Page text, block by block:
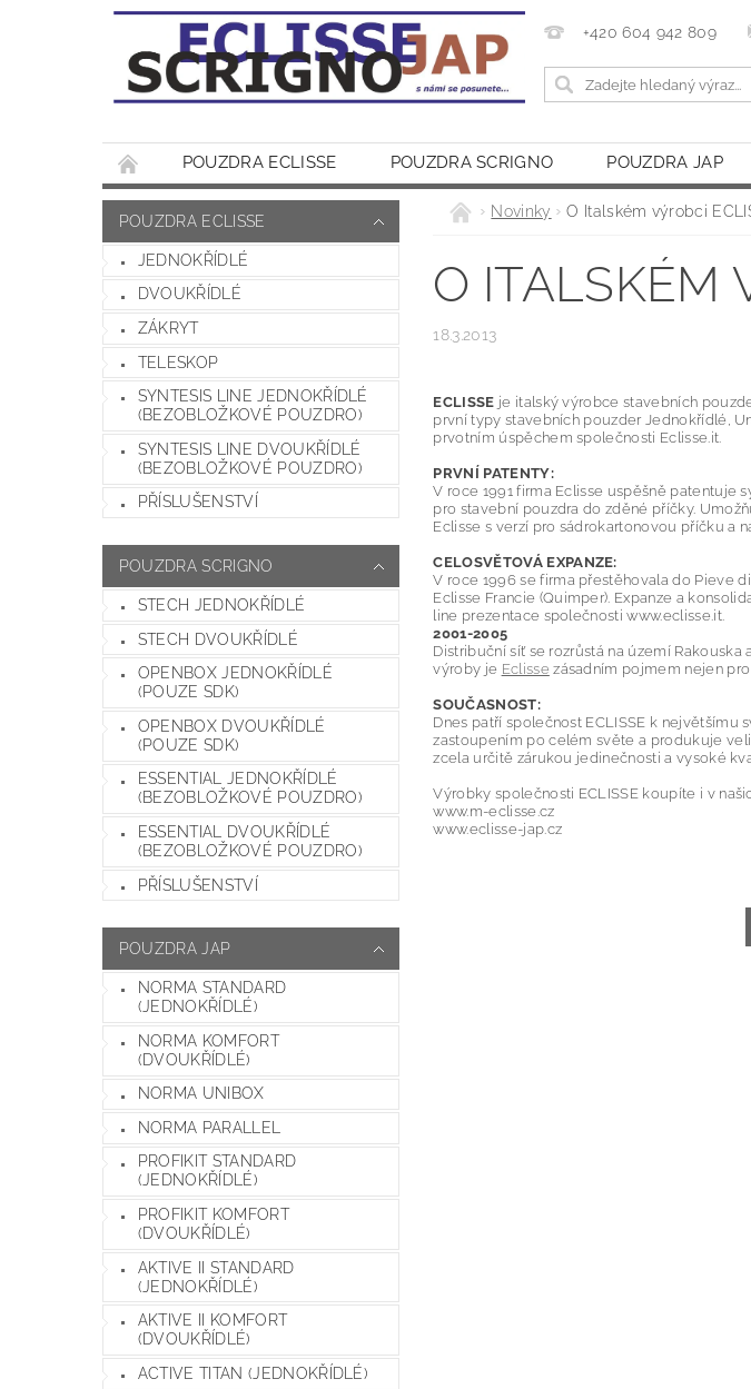
+420 604 942 809
POUZDRA ECLISSE POUZDRA SCRIGNO POUZDRA JAP
KONTAKT
POUZDRA ECLISSE
JEDNOKŘÍDLÉ
DVOUKŘÍDLÉ
ZÁKRYT
TELESKOP
SYNTESIS LINE JEDNOKŘÍDLÉ
(BEZOBLOŽKOVÉ POUZDRO)
SYNTESIS LINE DVOUKŘÍDLÉ
(BEZOBLOŽKOVÉ POUZDRO)
PŘÍSLUŠENSTVÍ
POUZDRA SCRIGNO
STECH JEDNOKŘÍDLÉ
STECH DVOUKŘÍDLÉ
OPENBOX JEDNOKŘÍDLÉ
(POUZE SDK)
OPENBOX DVOUKŘÍDLÉ
(POUZE SDK)
ESSENTIAL JEDNOKŘÍDLÉ
(BEZOBLOŽKOVÉ POUZDRO)
ESSENTIAL DVOUKŘÍDLÉ
(BEZOBLOŽKOVÉ POUZDRO)
PŘÍSLUŠENSTVÍ
POUZDRA JAP
NORMA STANDARD
(JEDNOKŘÍDLÉ)
NORMA KOMFORT
(DVOUKŘÍDLÉ)
NORMA UNIBOX
NORMA PARALLEL
PROFIKIT STANDARD
(JEDNOKŘÍDLÉ)
PROFIKIT KOMFORT
(DVOUKŘÍDLÉ)
AKTIVE II STANDARD
(JEDNOKŘÍDLÉ)
AKTIVE II KOMFORT
(DVOUKŘÍDLÉ)
ACTIVE TITAN (JEDNOKŘÍDLÉ)
Novinky O Italském výrobci
O ITALSKÉM
18.3.2013
ECLISSE je italský výrobce stavebních
první typy stavebních pouzder Jednokřídlé,
prvotním úspěchem společnosti Eclisse.it.
PRVNÍ PATENTY:
V roce 1991 firma Eclisse uspěšně patentuje
pro stavební pouzdra do zděné příčky.
Eclisse s verzí pro sádrokartonovou příčku a
CELOSVĚTOVÁ EXPANZE:
V roce 1996 se firma přestěhovala do Pieve di
Eclisse Francie (Quimper). Expanze a
line prezentace společnosti www.eclisse.it.
2001-2005
Distribučnísíť se rozrůstá na území Rakouska
výroby je Eclisse zásadním pojmem nejen
SOUČASNOST:
Dnes patří společnost ECLISSE k největšímu
zastoupením po celém světe a produkuje
zcela určitě zárukou jedinečnosti a vysoké
Výrobky společnosti ECLISSE koupíte i v
www.m-eclisse.cz
www.eclisse-jap.cz